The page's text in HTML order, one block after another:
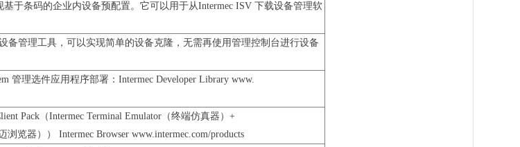
基于条码的企业内设备预配置。它可以用于从Intermec ISV 下载设备管理软
备管理工具，可以实现简单的设备克隆，无需再使用管理控制台进行设备
管理选件应用程序部署：Intermec Developer Library www.
Pack（Intermec Terminal Emulator（终端仿真器）+
浏览器））
Intermec Browser www.intermec.com/products